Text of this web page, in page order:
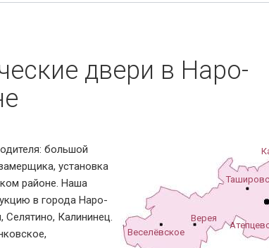
двери в Наро-
Верея
Веселёвское
большой
установка
районе. Наша
в города Наро-
Селятино, Калининец.